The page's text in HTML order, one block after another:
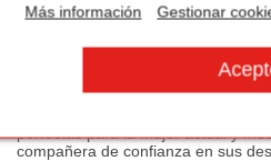
Nuestra selección enbicis de
estilo y comodidad, combinando
Disponibles en una buena
perfectas para la mujer actual y
compañera de confianza en sus
Más información
Gestionar